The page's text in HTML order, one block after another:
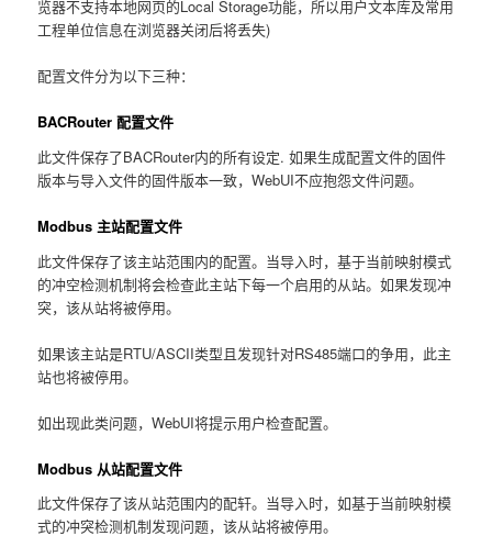
览器不支持本地网页的Local Storage功能，所以用户文本库及常用
工程单位信息在浏览器关闭后将丢失)
配置文件分为以下三种：
BACRouter 配置文件
此文件保存了BACRouter内的所有设定. 如果生成配置文件的固件
版本与导入文件的固件版本一致，WebUI不应抱怨文件问题。
Modbus 主站配置文件
此文件保存了该主站范围内的配置。当导入时，基于当前映射模式
的冲空检测机制将会检查此主站下每一个启用的从站。如果发现冲
突，该从站将被停用。
如果该主站是RTU/ASCII类型且发现针对RS485端口的争用，此主
站也将被停用。
如出现此类问题，WebUI将提示用户检查配置。
Modbus 从站配置文件
此文件保存了该从站范围内的配轩。当导入时，如基于当前映射模
式的冲突检测机制发现问题，该从站将被停用。